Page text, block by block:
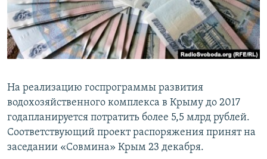
ПОБЕДИТЕЛЕЙ НЕ СУДЯТ?
КРЫМ.НЕПОКОРЕННЫЙ
ELIFBE
ПРИСОЕДИНЯЙТЕСЬ!
Все сайты RFE/RL
На реализацию госпрограммы развития
водохозяйственного комплекса в Крыму до 2017
годапланируется потратить более 5,5 млрд рублей.
Соответствующий проект распоряжения принят на
заседании «Совмина» Крым 23 декабря.